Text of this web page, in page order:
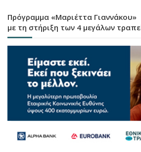
Πρόγραμμα «Μαριέττα Γιαννάκου»
με τη στήριξη των 4 μεγάλων